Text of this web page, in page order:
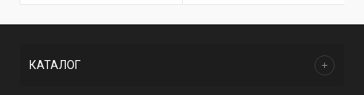
КАТАЛОГ